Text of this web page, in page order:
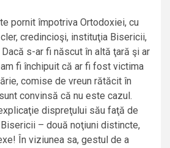
pornit împotriva Ortodoxiei, cu
credincioşi, instituţia Bisericii,
s-ar fi născut în altă ţară şi ar
fi închipuit că ar fi fost victima
comise de vreun rătăcit în
convinsă că nu este cazul.
dispreţului său faţă de
– două noţiuni distincte,
În viziunea sa, gestul de a